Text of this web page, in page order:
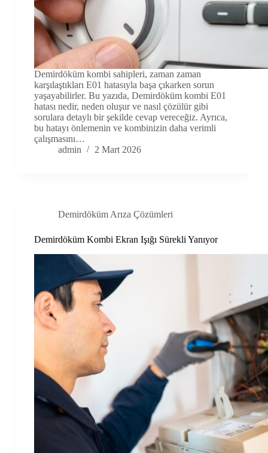
Demirdöküm kombi sahipleri, zaman zaman
karşılaştıkları E01 hatasıyla başa çıkarken sorun
yaşayabilirler. Bu yazıda, Demirdöküm kombi E01
hatası nedir, neden oluşur ve nasıl çözülür gibi
sorulara detaylı bir şekilde cevap vereceğiz. Ayrıca,
bu hatayı önlemenin ve kombinizin daha verimli
çalışmasını…
admin
2 Mart 2026
Demirdöküm Arıza Çözümleri
Demirdöküm Kombi Ekran Işığı Sürekli Yanıyor